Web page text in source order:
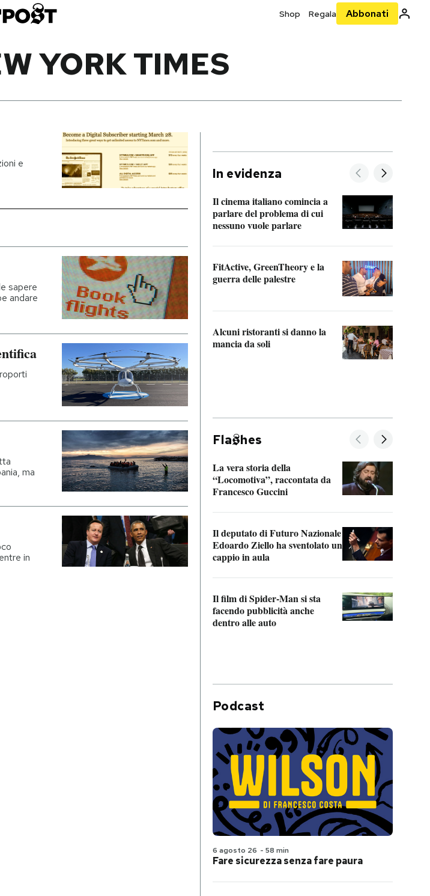
Shop Regala Abbonati
YORK TIMES
e
sapere
andare
ma
in
In evidenza
Il cinema italiano comincia a
parlare del problema di cui
nessuno vuole parlare
FitActive, GreenTheory e la
guerra delle palestre
Alcuni ristoranti si danno la
mancia da soli
Fla hes
La vera storia della
“Locomotiva”, raccontata da
Francesco Guccini
Il deputato di Futuro Nazionale
Edoardo Ziello ha sventolato un
cappio in aula
Il film di Spider-Man si sta
facendo pubblicità anche
dentro alle auto
Podcast
6 agosto 26 - 58 min
Fare sicurezza senza fare paura